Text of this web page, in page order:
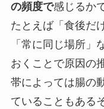
の頻度で感じるか
たとえば「食後だ
「常に同じ場所」
おくことで原因の
帯によっては腸の
ていることもある